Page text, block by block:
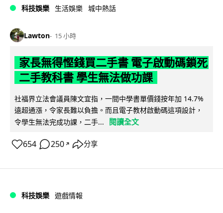
科技娛樂 生活娛樂 城中熱話
Lawton 15 小時
家長無得慳錢買二手書 電子啟動碼鎖死
二手教科書 學生無法做功課
社福界立法會議員陳文宜指，一間中學書單價錢按年加 14.7%
遠超通漲，令家長難以負擔。而且電子教材啟動碼這項設計，
令學生無法完成功課，二手...
閱讀全文
654 250 ↗ 分享
科技娛樂 遊戲情報